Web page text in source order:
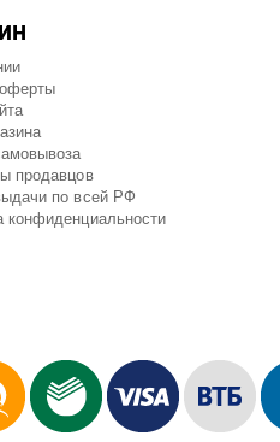
продавцов
по всей РФ
конфиденциальности